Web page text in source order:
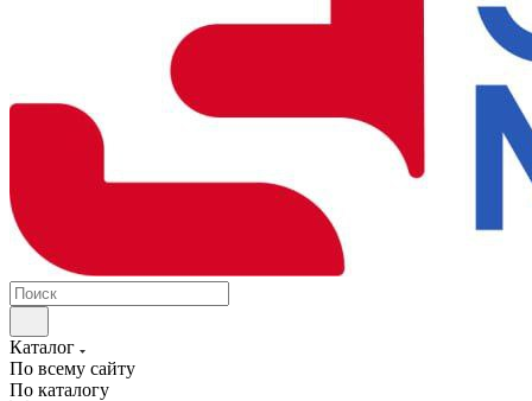
Каталог
По всему сайту
По каталогу